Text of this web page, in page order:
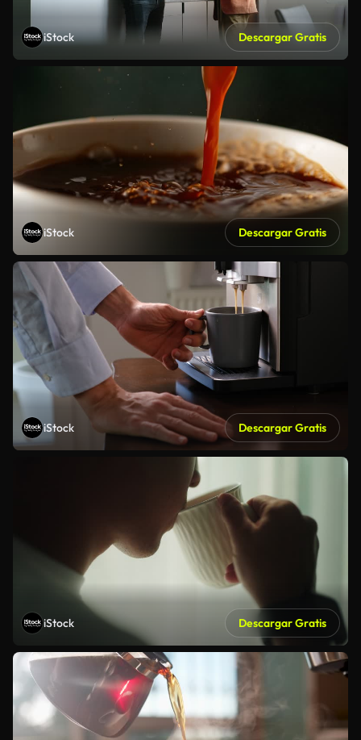
iStock Descargar Gratis
iStock Descargar Gratis
iStock Descargar Gratis
iStock Descargar Gratis